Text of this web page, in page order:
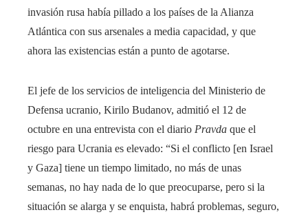
invasión rusa había pillado a los países de la Alianza
Atlántica con sus arsenales a media capacidad, y que
ahora las existencias están a punto de agotarse.
El jefe de los servicios de inteligencia del Ministerio de
Defensa ucranio, Kirilo Budanov, admitió el 12 de
octubre en una entrevista con el diario Pravda que el
riesgo para Ucrania es elevado: “Si el conflicto [en Israel
y Gaza] tiene un tiempo limitado, no más de unas
semanas, no hay nada de lo que preocuparse, pero si la
situación se alarga y se enquista, habrá problemas, seguro,